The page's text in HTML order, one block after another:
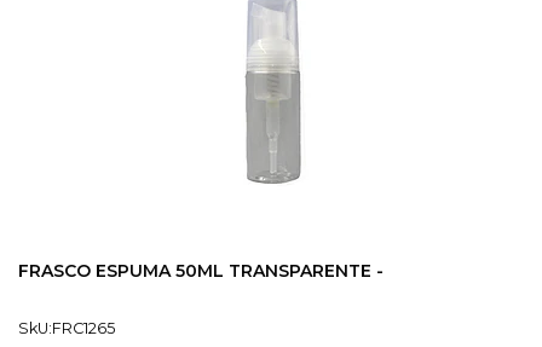
FRASCO ESPUMA 50ML TRANSPARENTE -
SkU:FRC1265